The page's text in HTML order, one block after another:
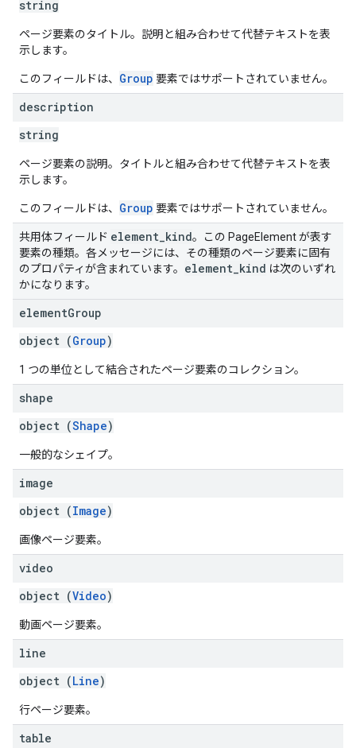
string
ページ要素のタイトル。説明と組み合わせて代替テキストを表
示します。
このフィールドは、 Group 要素ではサポートされていません。
description
string
ページ要素の説明。タイトルと組み合わせて代替テキストを表
示します。
このフィールドは、 Group 要素ではサポートされていません。
共用体フィールド element kind。この PageElement が表す
要素の種類。各メッセージには、その種類のページ要素に固有
のプロパティが含まれています。 element kind は次のいずれ
かになります。
elementGroup
object (Group)
1 つの単位として結合されたページ要素のコレクション。
shape
object (Shape)
一般的なシェイプ。
image
object (Image)
画像ページ要素。
video
object (Video)
動画ページ要素。
line
object (Line)
行ページ要素。
table